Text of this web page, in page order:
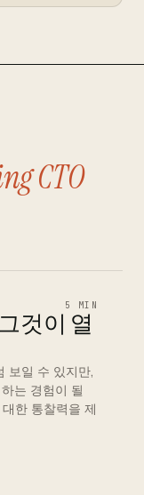
CTO
5 MIN
것이 열
보일 수 있지만,
는 경험이 될
한 통찰력을 제